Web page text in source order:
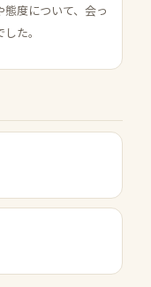
度について、会っ
た。